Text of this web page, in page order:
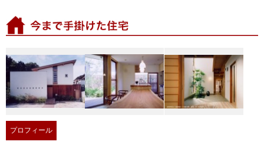
プロフィール